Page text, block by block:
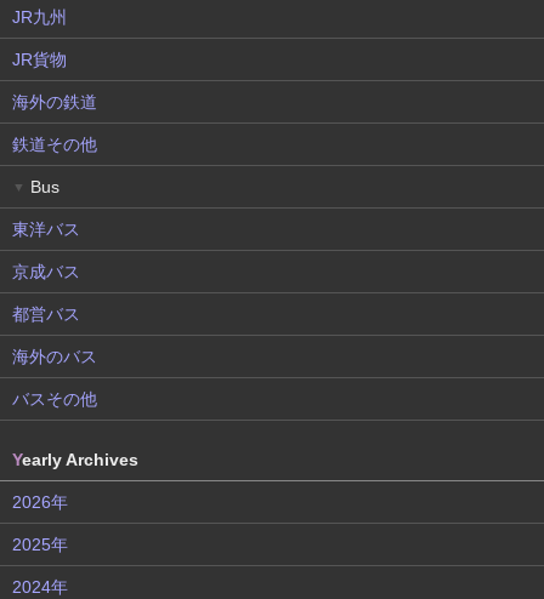
JR九州
JR貨物
海外の鉄道
鉄道その他
▼ Bus
東洋バス
京成バス
都営バス
海外のバス
バスその他
Yearly Archives
2026年
2025年
2024年